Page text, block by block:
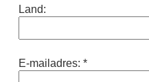
Land:
E-mailadres: *